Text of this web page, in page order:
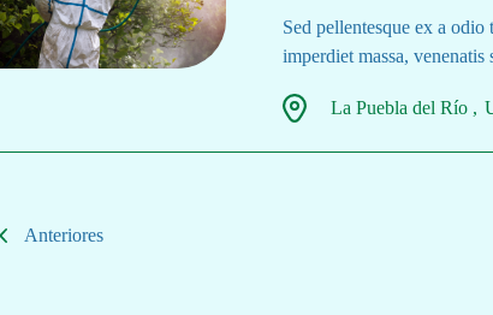
Sed pellentesque ex a
imperdiet massa,
La Puebla del Río
Anteriores